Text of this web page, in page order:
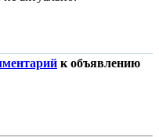
к объявлению